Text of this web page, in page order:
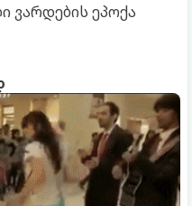
ვარდების ეპოქა